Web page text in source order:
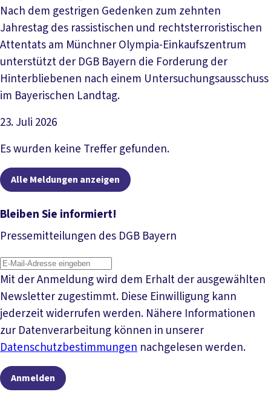
Nach dem gestrigen Gedenken zum zehnten
Jahrestag des rassistischen und rechtsterroristischen
Attentats am Münchner Olympia-Einkaufszentrum
unterstützt der DGB Bayern die Forderung der
Hinterbliebenen nach einem Untersuchungsausschuss
im Bayerischen Landtag.
23. Juli 2026
Artikel lesen
Es wurden keine Treffer gefunden.
Alle Meldungen anzeigen
Bleiben Sie informiert!
Pressemitteilungen des DGB Bayern
Mit der Anmeldung wird dem Erhalt der ausgewählten
Newsletter zugestimmt. Diese Einwilligung kann
jederzeit widerrufen werden. Nähere Informationen
zur Datenverarbeitung können in unserer
Datenschutzbestimmungen nachgelesen werden.
Anmelden